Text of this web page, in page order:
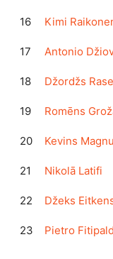
16 Kimi
17 Antonio
18 Džordžs
19 Romēns
20 Kevins
21 Nikolā Latifi
22 Džeks
23 Pietro